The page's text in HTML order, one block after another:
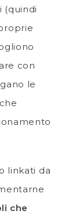
(quindi
con
le
linkati da
che